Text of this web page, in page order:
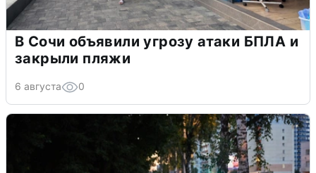
В Сочи объявили угрозу атаки БПЛА и
закрыли пляжи
6 августа 0